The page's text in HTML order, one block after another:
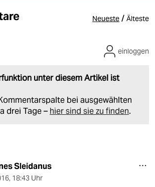
Neueste / Älteste
unter diesem Artikel ist
bei ausgewählten
drei Tage – hier sind sie zu finden.
einloggen
Sleidanus
, 18:43 Uhr